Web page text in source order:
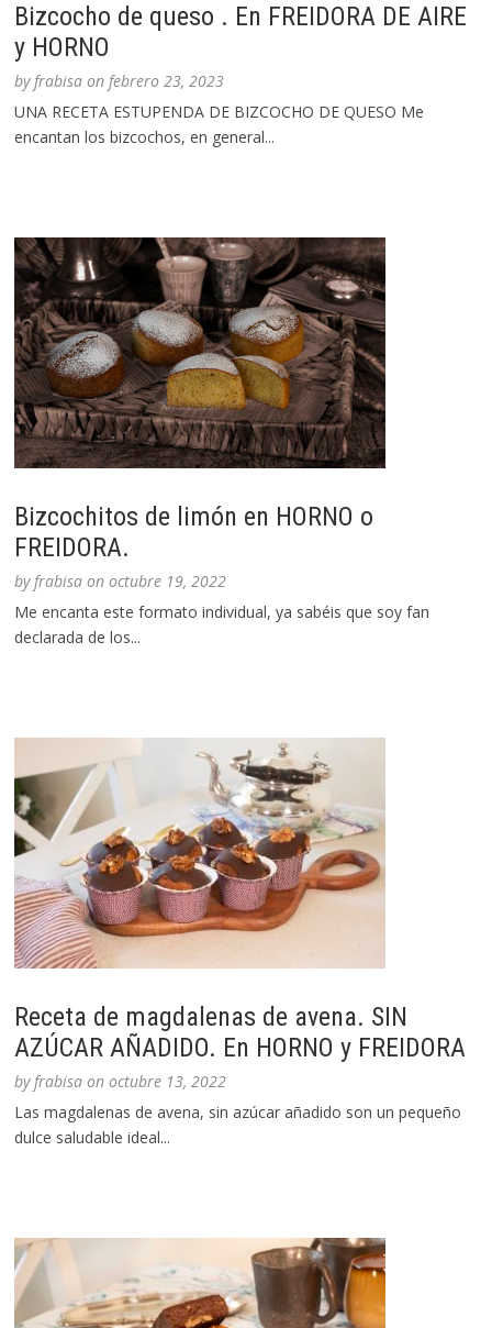
Bizcocho de queso . En FREIDORA DE AIRE
y HORNO
byfrabisa onfebrero 23, 2023
UNA RECETA ESTUPENDA DE BIZCOCHO DE QUESO Me
encantan los bizcochos, en general...
Bizcochitos de limón en HORNO o
FREIDORA.
byfrabisa onoctubre 19, 2022
Me encanta este formato individual, ya sabéis que soy fan
declarada de los...
Receta de magdalenas de avena. SIN
AZÚCAR AÑADIDO. En HORNO y FREIDORA
byfrabisa onoctubre 13, 2022
Las magdalenas de avena, sin azúcar añadido son un pequeño
dulce saludable ideal...